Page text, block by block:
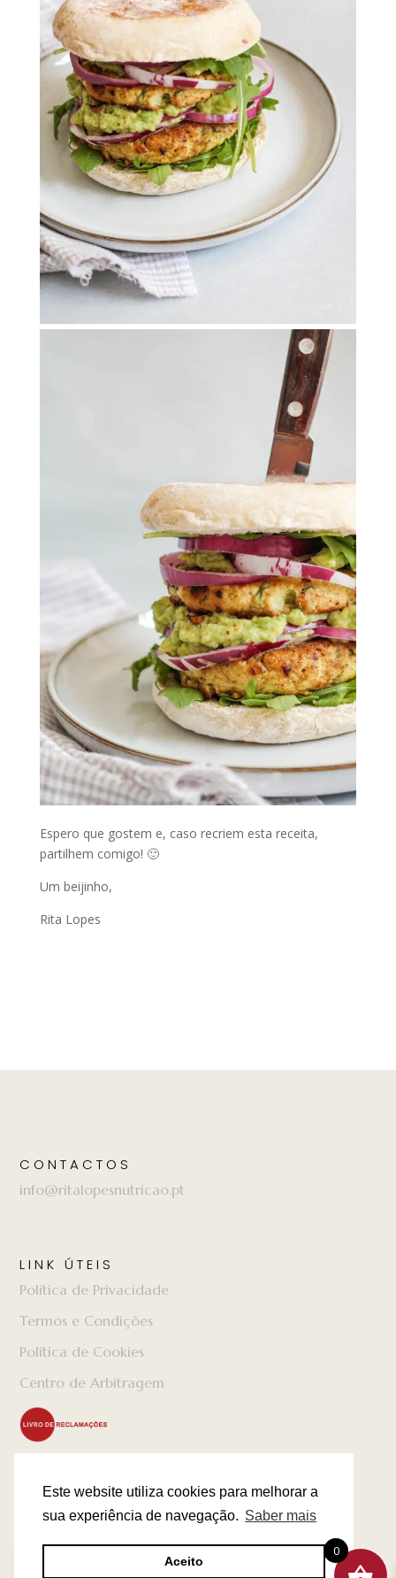
Este website utiliza cookies para melhorar a
sua experiência de navegação. Saber mais
Aceito
Espero que gostem e, caso recriem esta receita,
partilhem comigo! 🙂
Um beijinho,
Rita Lopes
CONTACTOS
info@ritalopesnutricao.pt
LINK ÚTEIS
Política de Privacidade
Termos e Condições
Política de Cookies
Centro de Arbitragem
0